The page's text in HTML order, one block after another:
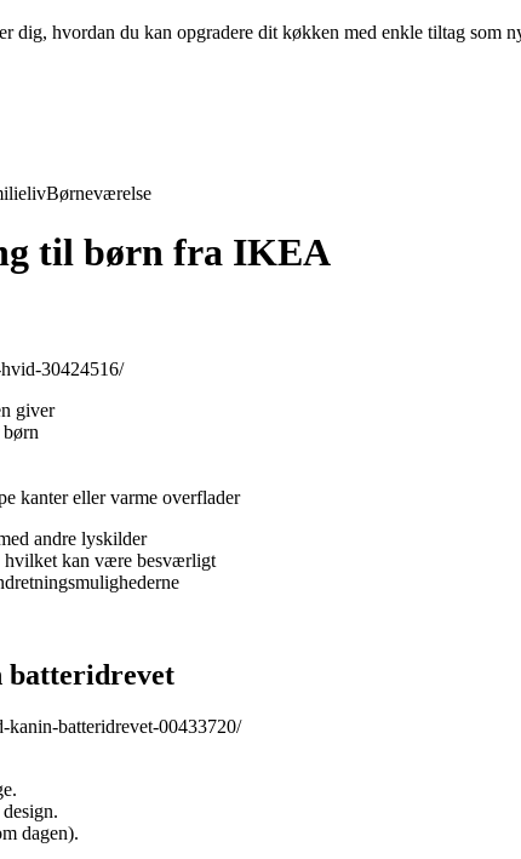
hvordan du kan opgradere dit køkken med enkle tiltag som
Børneværelse
til børn fra IKEA
30424516/
giver
kanter eller varme overflader
andre lyskilder
hvilket kan være besværligt
batteridrevet
batteridrevet-00433720/
dagen).